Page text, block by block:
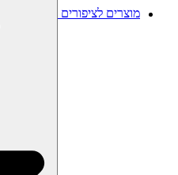
מוצרים לציפורים